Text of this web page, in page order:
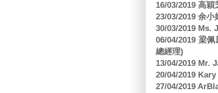
16/03/2019 高
23/03/2019 余
30/03/2019 Ms.
06/04/2019 梁
總經理)
13/04/2019 Mr.
20/04/2019
27/04/2019